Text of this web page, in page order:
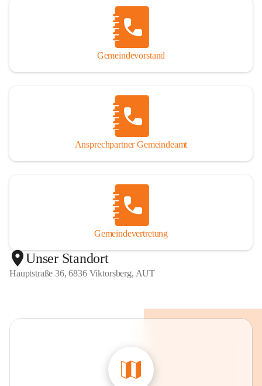
Gemeindevorstand
Ansprechpartner Gemeindeamt
Gemeindevertretung
Unser Standort
Hauptstraße 36, 6836 Viktorsberg, AUT